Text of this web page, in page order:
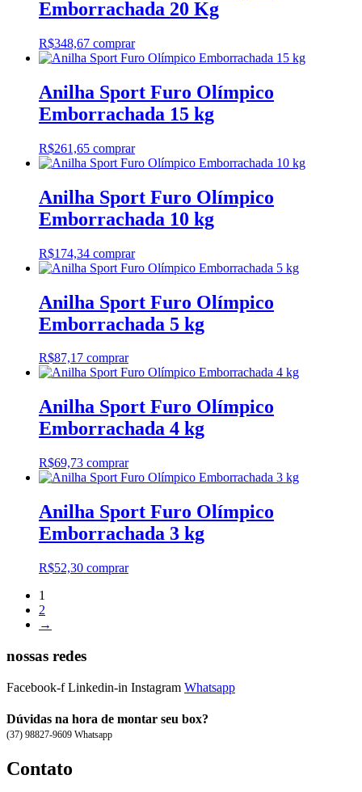
Emborrachada 20 Kg
R$348,67 comprar
Anilha Sport Furo Olímpico
Emborrachada 15 kg
R$261,65 comprar
Anilha Sport Furo Olímpico
Emborrachada 10 kg
R$174,34 comprar
Anilha Sport Furo Olímpico
Emborrachada 5 kg
R$87,17 comprar
Anilha Sport Furo Olímpico
Emborrachada 4 kg
R$69,73 comprar
Anilha Sport Furo Olímpico
Emborrachada 3 kg
R$52,30 comprar
1
2
→
nossas redes
Facebook-f Linkedin-in Instagram Whatsapp
Dúvidas na hora de montar seu box?
(37) 98827-9609 Whatsapp
Contato